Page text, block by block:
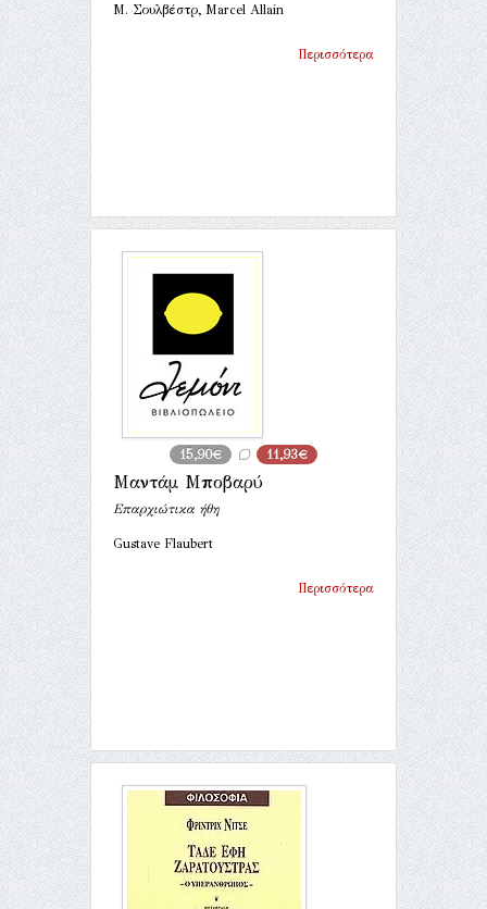
Μ. Σουλβέστρ, Marcel Allain
Περισσότερα
15,90€ 11,93€
Μαντάμ Μποβαρύ
Επαρχιώτικα ήθη
Gustave Flaubert
Περισσότερα